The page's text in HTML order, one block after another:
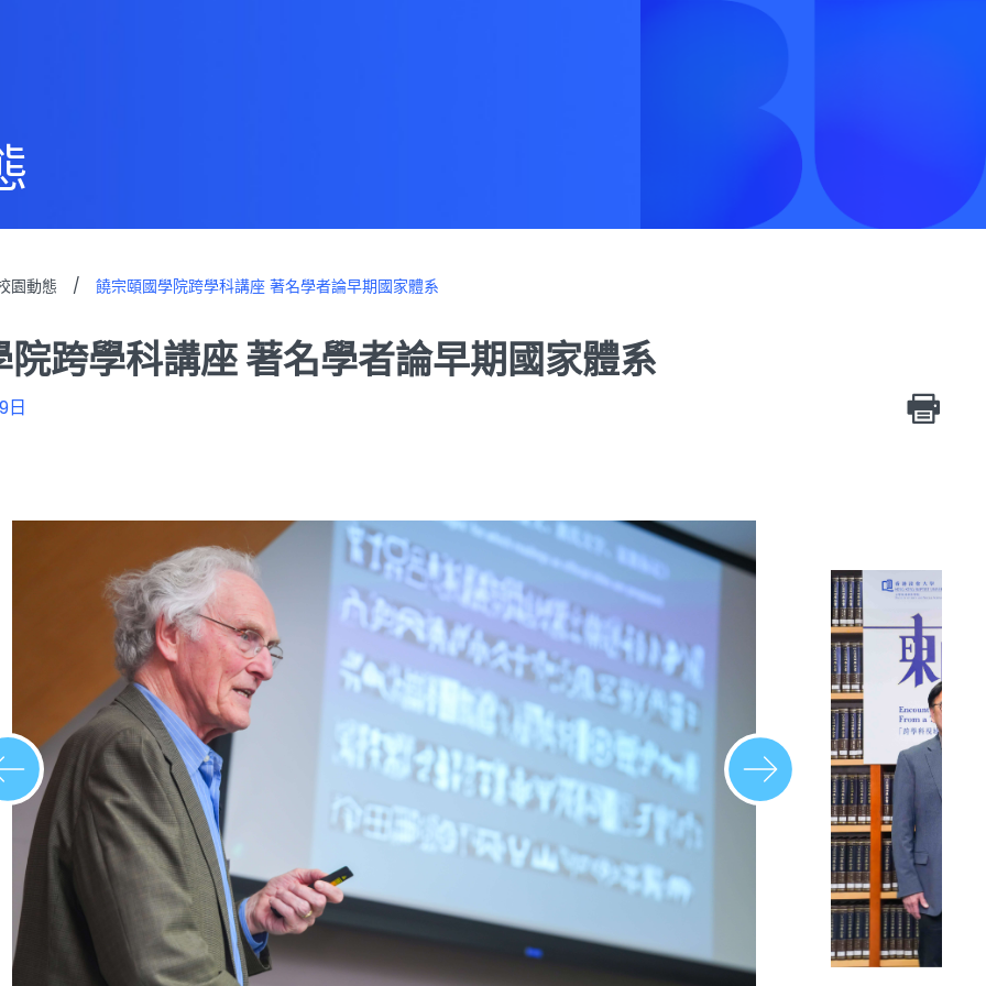
園動態 / 饒宗頤國學院跨學科講座 著名學者論早期國家體系
跨學科講座 著名學者論早期國家體系
日